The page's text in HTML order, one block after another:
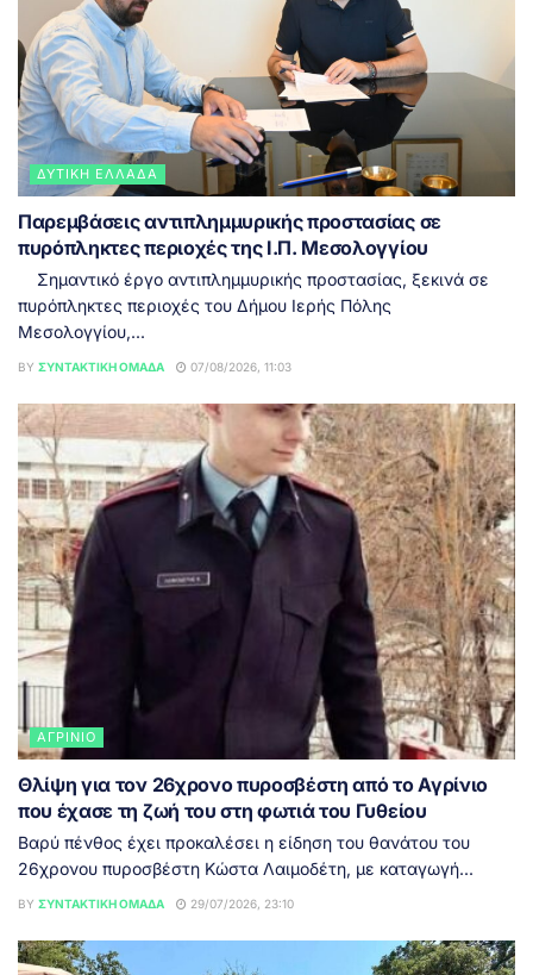
ΔΥΤΙΚΉ ΕΛΛΆΔΑ
Παρεμβάσεις αντιπλημμυρικής προστασίας σε
πυρόπληκτες περιοχές της Ι.Π. Μεσολογγίου
Σημαντικό έργο αντιπλημμυρικής προστασίας, ξεκινά σε
πυρόπληκτες περιοχές του Δήμου Ιερής Πόλης
Μεσολογγίου,...
BY ΣΥΝΤΑΚΤΙΚΉ ΟΜΆΔΑ 07/08/2026, 11:03
ΑΓΡΊΝΙΟ
Θλίψη για τον 26χρονο πυροσβέστη από το Αγρίνιο
που έχασε τη ζωή του στη φωτιά του Γυθείου
Βαρύ πένθος έχει προκαλέσει η είδηση του θανάτου του
26χρονου πυροσβέστη Κώστα Λαιμοδέτη, με καταγωγή...
BY ΣΥΝΤΑΚΤΙΚΉ ΟΜΆΔΑ 29/07/2026, 23:10